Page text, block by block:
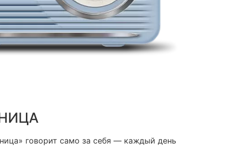
говорит само за себя — каждый день